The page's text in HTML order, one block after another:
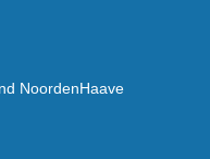
NoordenHaave